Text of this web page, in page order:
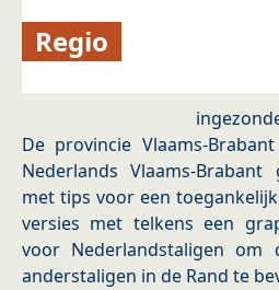
Regio
De provincie Vlaams-
Nederlands Vlaams-
met tips voor een
versies met telkens een
voor Nederlandstaligen om
anderstaligen in de Rand te